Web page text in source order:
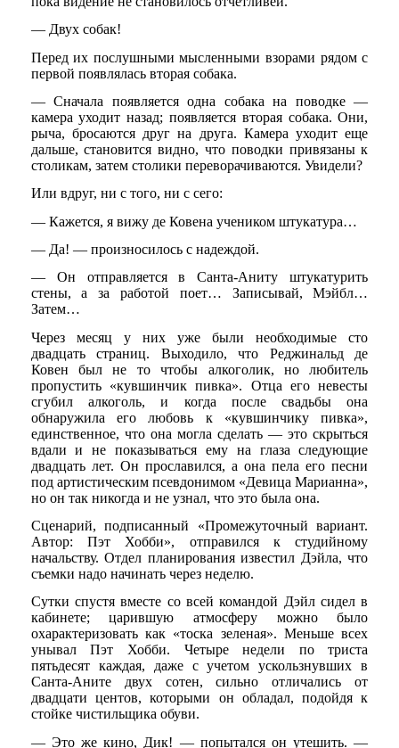
— Двух собак!
Перед их послушными мысленными взорами рядом с
первой появлялась вторая собака.
— Сначала появляется одна собака на поводке —
камера уходит назад; появляется вторая собака. Они,
рыча, бросаются друг на друга. Камера уходит еще
дальше, становится видно, что поводки привязаны к
столикам, затем столики переворачиваются. Увидели?
Или вдруг, ни с того, ни с сего:
— Кажется, я вижу де Ковена учеником штукатура…
— Да! — произносилось с надеждой.
— Он отправляется в Санта-Аниту штукатурить
стены, а за работой поет… Записывай, Мэйбл…
Затем…
Через месяц у них уже были необходимые сто
двадцать страниц. Выходило, что Реджинальд де
Ковен был не то чтобы алкоголик, но любитель
пропустить «кувшинчик пивка». Отца его невесты
сгубил алкоголь, и когда после свадьбы она
обнаружила его любовь к «кувшинчику пивка»,
единственное, что она могла сделать — это скрыться
вдали и не показываться ему на глаза следующие
двадцать лет. Он прославился, а она пела его песни
под артистическим псевдонимом «Девица Марианна»,
но он так никогда и не узнал, что это была она.
Сценарий, подписанный «Промежуточный вариант.
Автор: Пэт Хобби», отправился к студийному
начальству. Отдел планирования известил Дэйла, что
съемки надо начинать через неделю.
Сутки спустя вместе со всей командой Дэйл сидел в
кабинете; царившую атмосферу можно было
охарактеризовать как «тоска зеленая». Меньше всех
унывал Пэт Хобби. Четыре недели по триста
пятьдесят каждая, даже с учетом ускользнувших в
Санта-Аните двух сотен, сильно отличались от
двадцати центов, которыми он обладал, подойдя к
стойке чистильщика обуви.
— Это же кино, Дик! — попытался он утешить. —